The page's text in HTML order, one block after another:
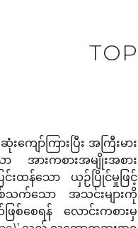
TOP
ကျော်ကြားပြီး အကြီးမား
အားကစားအမျိုးအစား
င်းထန်သော ယှဉ်ပြိုင်မှုဖြင့်
သက်သော အသင်းများကို
စ်စေရန် လောင်းကစားမှ